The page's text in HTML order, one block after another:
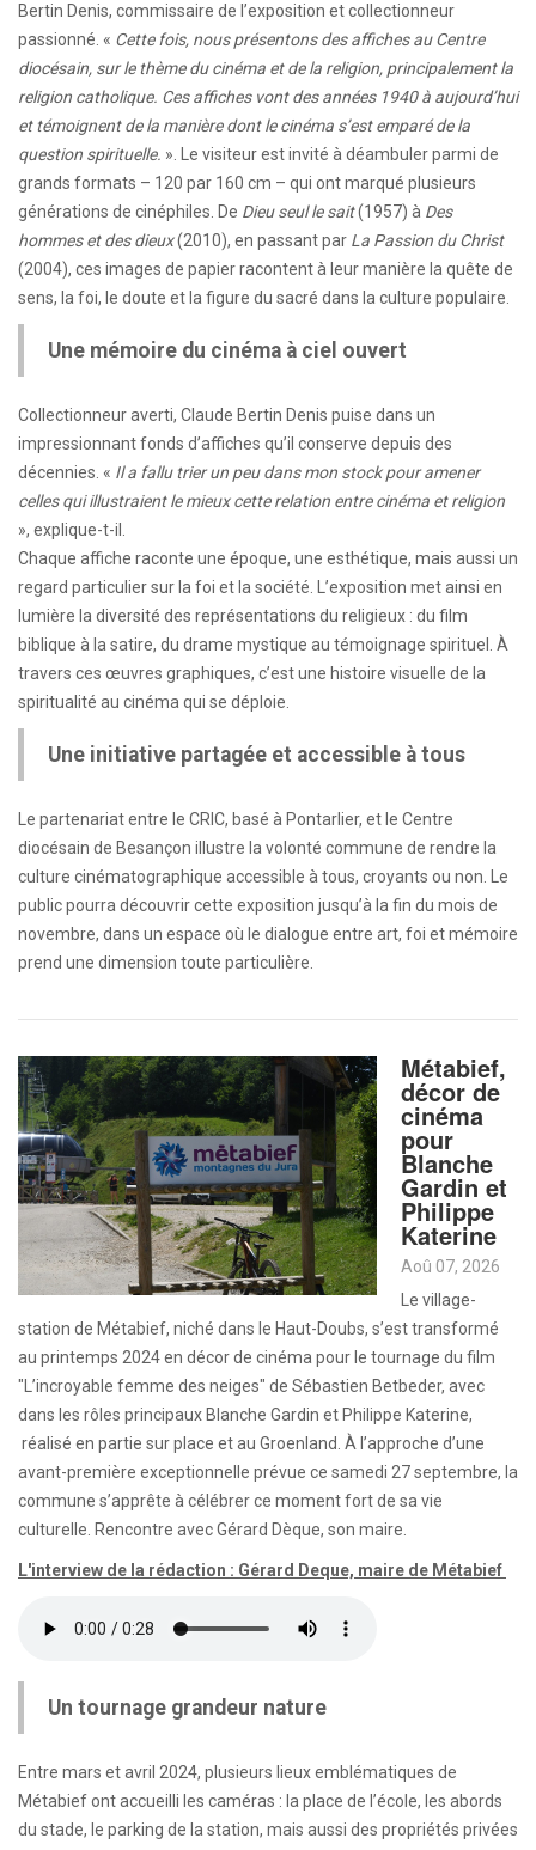
Bertin Denis, commissaire de l’exposition et collectionneur
passionné. « Cette fois, nous présentons des affiches au Centre
diocésain, sur le thème du cinéma et de la religion, principalement la
religion catholique. Ces affiches vont des années 1940 à aujourd’hui
et témoignent de la manière dont le cinéma s’est emparé de la
question spirituelle. ». Le visiteur est invité à déambuler parmi de
grands formats – 120 par 160 cm – qui ont marqué plusieurs
générations de cinéphiles. De Dieu seul le sait(1957) à Des
hommes et des dieux(2010), en passant par La Passion du Christ
(2004), ces images de papier racontent à leur manière la quête de
sens, la foi, le doute et la figure du sacré dans la culture populaire.
Une mémoire du cinéma à ciel ouvert
Collectionneur averti, Claude Bertin Denis puise dans un
impressionnant fonds d’affiches qu’il conserve depuis des
décennies. « Il a fallu trier un peu dans mon stock pour amener
celles qui illustraient le mieux cette relation entre cinéma et religion
», explique-t-il.
Chaque affiche raconte une époque, une esthétique, mais aussi un
regard particulier sur la foi et la société. L’exposition met ainsi en
lumière la diversité des représentations du religieux : du film
biblique à la satire, du drame mystique au témoignage spirituel. À
travers ces œuvres graphiques, c’est une histoire visuelle de la
spiritualité au cinéma qui se déploie.
Une initiative partagée et accessible à tous
Le partenariat entre le CRIC, basé à Pontarlier, et le Centre
diocésain de Besançon illustre la volonté commune de rendre la
culture cinématographique accessible à tous, croyants ou non. Le
public pourra découvrir cette exposition jusqu’à la fin du mois de
novembre, dans un espace où le dialogue entre art, foi et mémoire
prend une dimension toute particulière.
Métabief,
décor de
cinéma
pour
Blanche
Gardin et
Philippe
Katerine
Aoû 07, 2026
Le village-
station de Métabief, niché dans le Haut-Doubs, s’est transformé
au printemps 2024 en décor de cinéma pour le tournage du film
"L’incroyable femme des neiges" de Sébastien Betbeder, avec
dans les rôles principaux Blanche Gardin et Philippe Katerine,
réalisé en partie sur place et au Groenland. À l’approche d’une
avant-première exceptionnelle prévue ce samedi 27 septembre, la
commune s’apprête à célébrer ce moment fort de sa vie
culturelle. Rencontre avec Gérard Dèque, son maire.
L'interview de la rédaction : Gérard Deque, maire de Métabief
Un tournage grandeur nature
Entre mars et avril 2024, plusieurs lieux emblématiques de
Métabief ont accueilli les caméras : la place de l’école, les abords
du stade, le parking de la station, mais aussi des propriétés privées